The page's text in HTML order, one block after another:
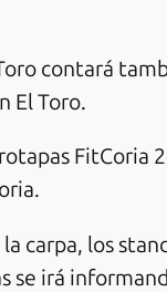
contará
El Toro.
FitCoria
carpa, los
se irá